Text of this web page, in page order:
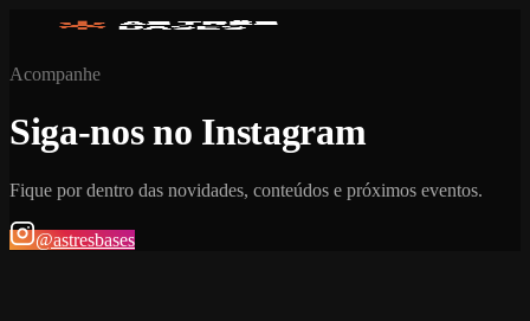
Acompanhe
Siga-nos no Instagram
Fique por dentro das novidades, conteúdos e próximos eventos.
@astresbases